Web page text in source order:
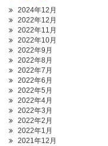
2024年12月
2022年12月
2022年11月
2022年10月
2022年9月
2022年8月
2022年7月
2022年6月
2022年5月
2022年4月
2022年3月
2022年2月
2022年1月
2021年12月